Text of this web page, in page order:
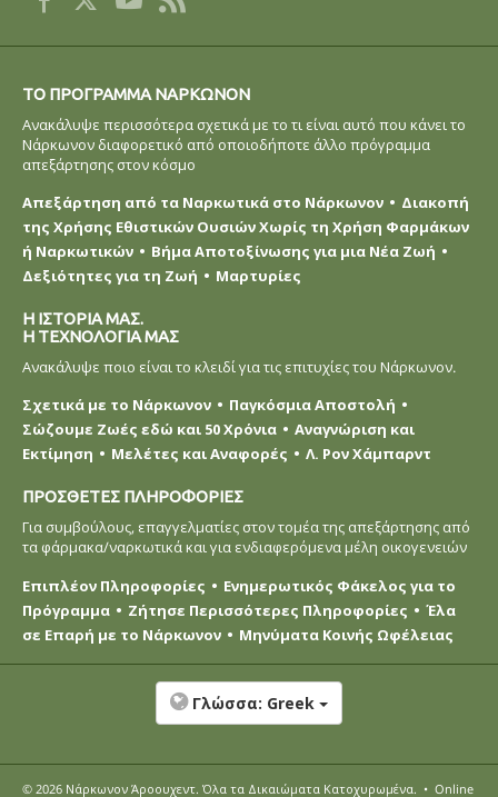
ΤΟ ΠΡOΓΡΑΜΜΑ ΝAΡΚΩΝΟΝ
Ανακάλυψε περισσότερα σχετικά με το τι είναι αυτό που κάνει το
Νάρκωνον διαφορετικό από οποιοδήποτε άλλο πρόγραμμα
απεξάρτησης στον κόσμο
Απεξάρτηση από τα Ναρκωτικά στο Νάρκωνον
Διακοπή
της Χρήσης Εθιστικών Ουσιών Χωρίς τη Χρήση Φαρμάκων
ή Ναρκωτικών
Βήμα Αποτοξίνωσης για μια Νέα Ζωή
Δεξιότητες για τη Ζωή
Μαρτυρίες
Η ΙΣΤΟΡΙΑ ΜΑΣ.
Η ΤΕΧΝΟΛΟΓΙΑ ΜΑΣ
Ανακάλυψε ποιο είναι το κλειδί για τις επιτυχίες του Νάρκωνον.
Σχετικά με το Νάρκωνον
Παγκόσμια Αποστολή
Σώζουμε Ζωές εδώ και 50 Χρόνια
Αναγνώριση και
Εκτίμηση
Μελέτες και Αναφορές Λ. Ρον Χάμπαρντ
ΠΡΟΣΘΕΤΕΣ ΠΛΗΡΟΦΟΡΙΕΣ
Για συμβούλους, επαγγελματίες στον τομέα της απεξάρτησης από
τα φάρμακα/ναρκωτικά και για ενδιαφερόμενα μέλη οικογενειών
Επιπλέον Πληροφορίες
Ενημερωτικός Φάκελος για το
Πρόγραμμα
Ζήτησε Περισσότερες Πληροφορίες
Έλα
σε Επαρή με το Νάρκωνον
Μηνύματα Κοινής Ωφέλειας
Γλώσσα: Greek
© 2026 Νάρκωνον Άροουχεντ. Όλα τα Δικαιώµατα Κατοχυρωµένα. • Online